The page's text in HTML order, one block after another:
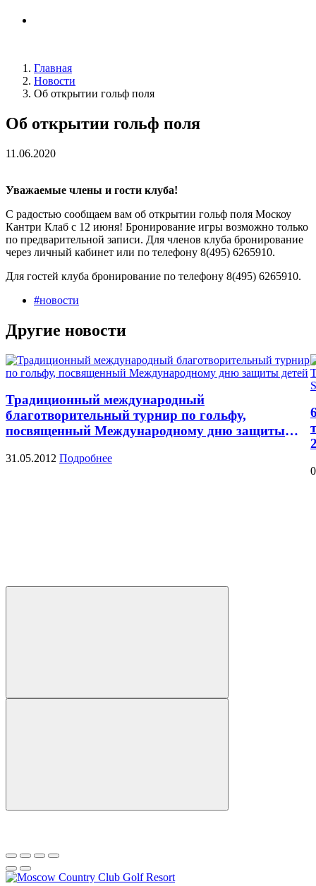
Главная
Новости
Об открытии гольф поля
Об открытии гольф поля
11.06.2020
Уважаемые члены и гости клуба!
С радостью сообщаем вам об открытии гольф поля Москоу
Кантри Клаб с 12 июня! Бронирование игры возможно только
по предварительной записи. Для членов клуба бронирование
через личный кабинет или по телефону 8(495) 6265910.
Для гостей клуба бронирование по телефону 8(495) 6265910.
#новости
Другие новости
Традиционный международный
благотворительный турнир по гольфу,
посвященный Международному дню защиты
31.05.2012 Подробнее